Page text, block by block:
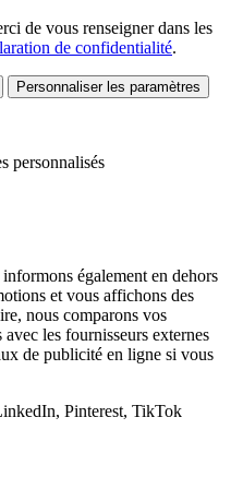
de vous renseigner dans les
de confidentialité.
Personnaliser les paramètres
personnalisés
également en dehors
et vous affichons des
nous comparons vos
les fournisseurs externes
de publicité en ligne si vous
Pinterest, TikTok